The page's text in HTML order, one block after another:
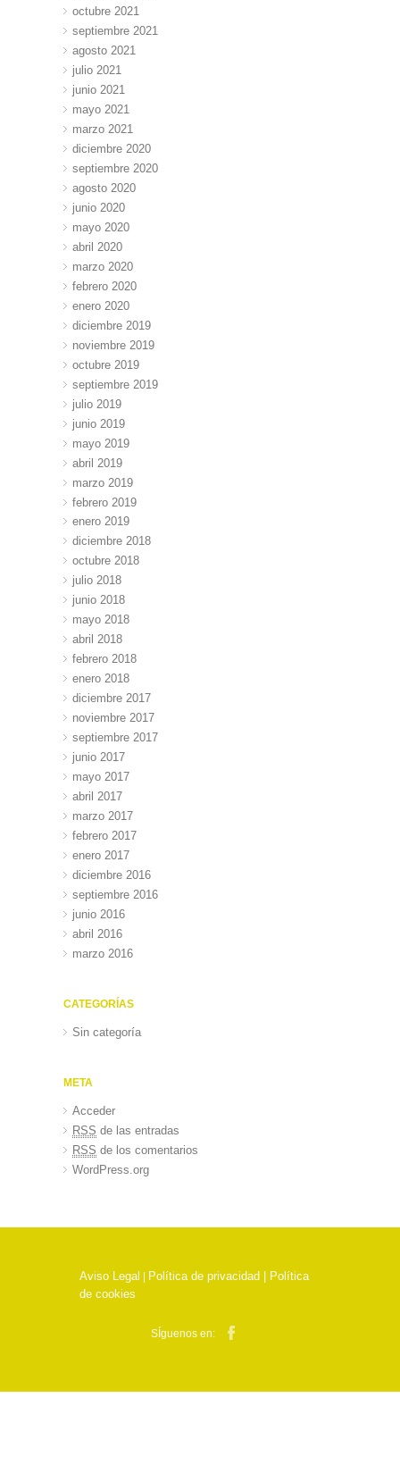
octubre 2021
septiembre 2021
agosto 2021
julio 2021
junio 2021
mayo 2021
marzo 2021
diciembre 2020
septiembre 2020
agosto 2020
junio 2020
mayo 2020
abril 2020
marzo 2020
febrero 2020
enero 2020
diciembre 2019
noviembre 2019
octubre 2019
septiembre 2019
julio 2019
junio 2019
mayo 2019
abril 2019
marzo 2019
febrero 2019
enero 2019
diciembre 2018
octubre 2018
julio 2018
junio 2018
mayo 2018
abril 2018
febrero 2018
enero 2018
diciembre 2017
noviembre 2017
septiembre 2017
junio 2017
mayo 2017
abril 2017
marzo 2017
febrero 2017
enero 2017
diciembre 2016
septiembre 2016
junio 2016
abril 2016
marzo 2016
CATEGORÍAS
Sin categoría
META
Acceder
RSS de las entradas
RSS de los comentarios
WordPress.org
Aviso Legal | Política de privacidad | Política
de cookies
SÍguenos en: